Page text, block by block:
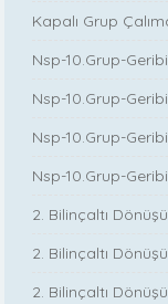
Kapalı Grup
Nsp-10.Grup-
Nsp-10.Grup-
Nsp-10.Grup-
Nsp-10.Grup-
2. Bilinçaltı
2. Bilinçaltı
2. Bilinçaltı